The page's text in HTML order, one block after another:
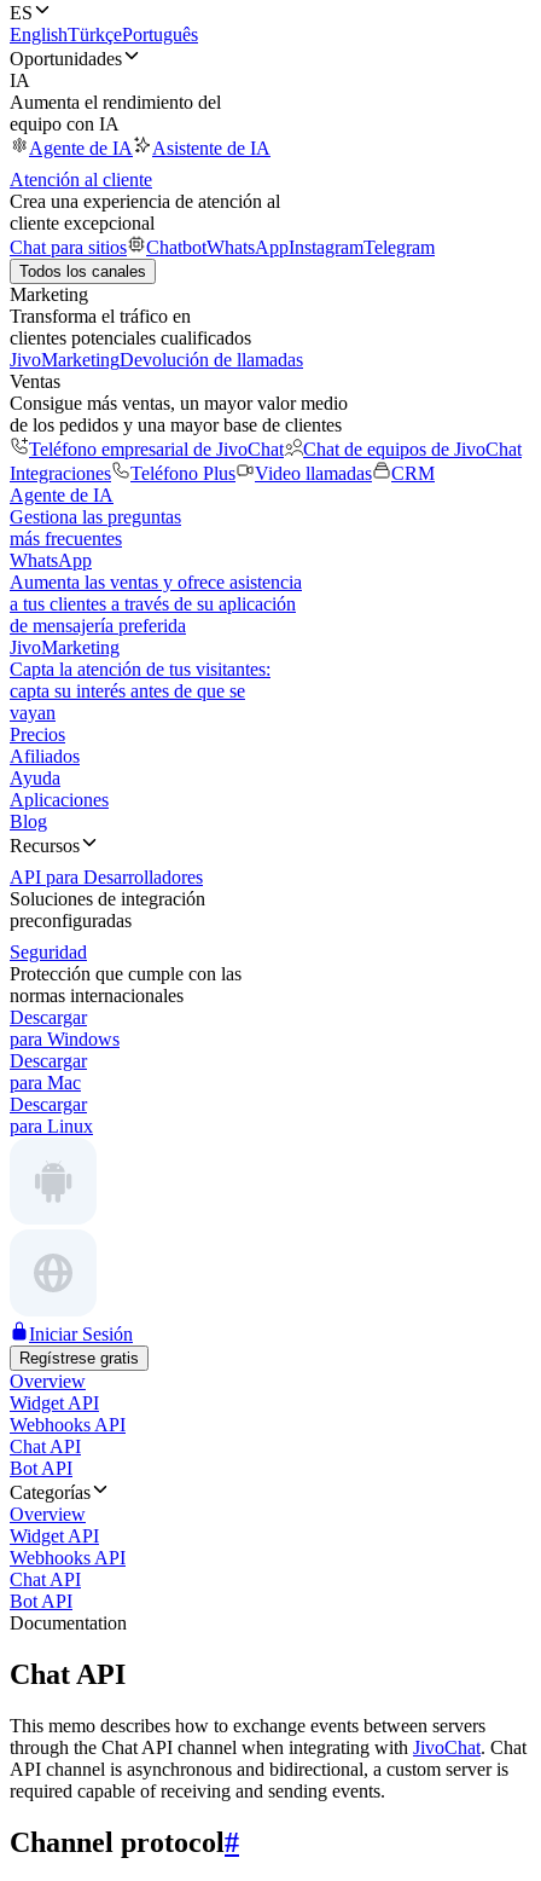
ES
EnglishTürkçePortuguês
Oportunidades
IA
Aumenta el rendimiento del
equipo con IA
Agente de IA
Asistente de IA
Atención al cliente
Crea una experiencia de atención al
cliente excepcional
Chat para sitios
ChatbotWhatsAppInstagramTelegram
Todos los canales
Marketing
Transforma el tráfico en
clientes potenciales cualificados
JivoMarketingDevolución de llamadas
Ventas
Consigue más ventas, un mayor valor medio
de los pedidos y una mayor base de clientes
Teléfono empresarial de JivoChat
Chat de equipos de JivoChat
Integraciones
Teléfono Plus Video llamadas
CRM
Agente de IA
Gestiona las preguntas
más frecuentes
WhatsApp
Aumenta las ventas y ofrece asistencia
a tus clientes a través de su aplicación
de mensajería preferida
JivoMarketing
Capta la atención de tus visitantes:
capta su interés antes de que se
vayan
Precios
Afiliados
Ayuda
Aplicaciones
Blog
Recursos
API para Desarrolladores
Soluciones de integración
preconfiguradas
Seguridad
Protección que cumple con las
normas internacionales
Descargar
para Windows
Descargar
para Mac
Descargar
para Linux
Iniciar Sesión
Regístrese gratis
Overview
Widget API
Webhooks API
Chat API
Bot API
Categorías
Overview
Widget API
Webhooks API
Chat API
Bot API
Documentation
Chat API
This memo describes how to exchange events between servers
through the Chat API channel when integrating with JivoChat. Chat
API channel is asynchronous and bidirectional, a custom server is
required capable of receiving and sending events.
Channel protocol#